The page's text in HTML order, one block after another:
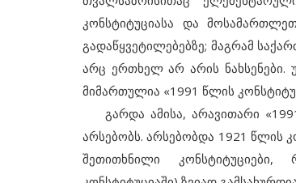
კონსტიტუციასა და
გადაწყვეტილებებზე; მაგრამ
არც ერთხელ არ არის
მიმართულია «1991 წლის
გარდა ამისა, არავითარი
არსებობს. არსებობდა 1921 წლის
შეთითხნილი კონსტიტუციები,